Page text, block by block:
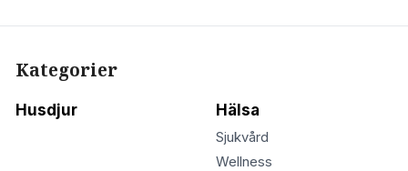
Kategorier
Husdjur Hälsa
Sjukvård
Wellness